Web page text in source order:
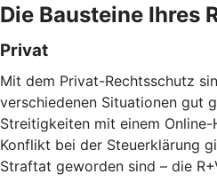
Die Bausteine Ihres
Privat
Mit dem Privat-Rechtsschutz
verschiedenen Situationen gut
Streitigkeiten mit einem
Konflikt bei der Steuerklärung
Straftat geworden sind – die